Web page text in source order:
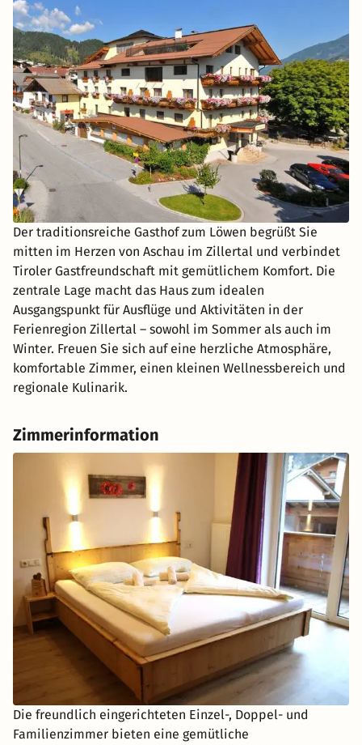
Der traditionsreiche Gasthof zum Löwen begrüßt Sie
mitten im Herzen von Aschau im Zillertal und verbindet
Tiroler Gastfreundschaft mit gemütlichem Komfort. Die
zentrale Lage macht das Haus zum idealen
Ausgangspunkt für Ausflüge und Aktivitäten in der
Ferienregion Zillertal – sowohl im Sommer als auch im
Winter. Freuen Sie sich auf eine herzliche Atmosphäre,
komfortable Zimmer, einen kleinen Wellnessbereich und
regionale Kulinarik.
Zimmerinformation
Die freundlich eingerichteten Einzel-, Doppel- und
Familienzimmer bieten eine gemütliche